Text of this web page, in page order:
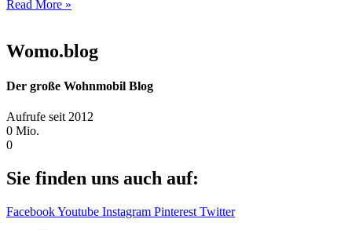
Read More »
Womo.blog
Der große Wohnmobil Blog​
Aufrufe seit 2012
0 Mio.
0
Sie finden uns auch auf:
FacebookYoutube Instagram Pinterest Twitter